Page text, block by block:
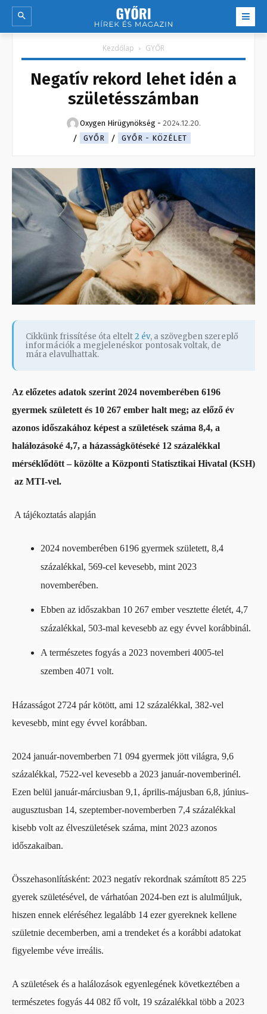
Kezdőlap GYŐR
Negatív rekord lehet idén a
születésszámban
Oxygen Hirügynökség - 2024.12.20.
GYŐR
GYŐR - KÖZÉLET
Cikkünk frissítése óta eltelt2 év, a szövegben szereplő
információk a megjelenéskor pontosak voltak, de
mára elavulhattak.
Az előzetes adatok szerint 2024 novemberében 6196
gyermek született és 10 267 ember halt meg; az előző év
azonos időszakához képest a születések száma 8,4, a
halálozásoké 4,7, a házasságkötéseké 12 százalékkal
mérséklődött – közölte a Központi Statisztikai Hivatal (KSH)
az MTI-vel.
A tájékoztatás alapján
2024 novemberében 6196 gyermek született, 8,4
százalékkal, 569-cel kevesebb, mint 2023
novemberében.
Ebben az időszakban 10 267 ember vesztette életét, 4,7
százalékkal, 503-mal kevesebb az egy évvel korábbinál.
A természetes fogyás a 2023 novemberi 4005-tel
szemben 4071 volt.
Házasságot 2724 pár kötött, ami 12 százalékkal, 382-vel
kevesebb, mint egy évvel korábban.
2024 január-novemberben 71 094 gyermek jött világra, 9,6
százalékkal, 7522-vel kevesebb a 2023 január-novemberinél.
Ezen belül január-márciusban 9,1, április-májusban 6,8, június-
augusztusban 14, szeptember-novemberben 7,4 százalékkal
kisebb volt az élveszületések száma, mint 2023 azonos
időszakaiban.
Összehasonlításként: 2023 negatív rekordnak számított 85 225
gyerek születésével, de várhatóan 2024-ben ezt is alulmúljuk,
hiszen ennek eléréséhez legalább 14 ezer gyereknek kellene
születnie decemberben, ami a trendeket és a korábbi adatokat
figyelembe véve irreális.
A születések és a halálozások egyenlegének következtében a
természetes fogyás 44 082 fő volt, 19 százalékkal több a 2023